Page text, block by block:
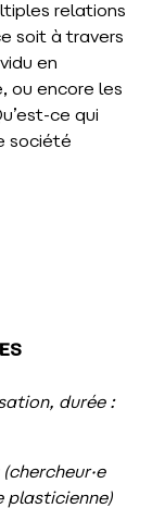
relations
soit à travers
en
ou encore les
ce qui
société
durée :
plasticienne)